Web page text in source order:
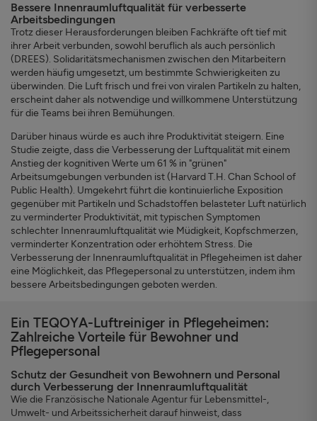
Bessere Innenraumluftqualität für verbesserte
Arbeitsbedingungen
Trotz dieser Herausforderungen bleiben Fachkräfte oft tief mit
ihrer Arbeit verbunden, sowohl beruflich als auch persönlich
(DREES). Solidaritätsmechanismen zwischen den Mitarbeitern
werden häufig umgesetzt, um bestimmte Schwierigkeiten zu
überwinden. Die Luft frisch und frei von viralen Partikeln zu halten,
erscheint daher als notwendige und willkommene Unterstützung
für die Teams bei ihren Bemühungen.
Darüber hinaus würde es auch ihre Produktivität steigern. Eine
Studie zeigte, dass die Verbesserung der Luftqualität mit einem
Anstieg der kognitiven Werte um 61 % in "grünen"
Arbeitsumgebungen verbunden ist (Harvard T.H. Chan School of
Public Health). Umgekehrt führt die kontinuierliche Exposition
gegenüber mit Partikeln und Schadstoffen belasteter Luft natürlich
zu verminderter Produktivität, mit typischen Symptomen
schlechter Innenraumluftqualität wie Müdigkeit, Kopfschmerzen,
verminderter Konzentration oder erhöhtem Stress. Die
Verbesserung der Innenraumluftqualität in Pflegeheimen ist daher
eine Möglichkeit, das Pflegepersonal zu unterstützen, indem ihm
bessere Arbeitsbedingungen geboten werden.
Ein TEQOYA-Luftreiniger in Pflegeheimen:
Zahlreiche Vorteile für Bewohner und
Pflegepersonal
Schutz der Gesundheit von Bewohnern und Personal
durch Verbesserung der Innenraumluftqualität
Wie die Französische Nationale Agentur für Lebensmittel-,
Umwelt- und Arbeitssicherheit darauf hinweist, dass